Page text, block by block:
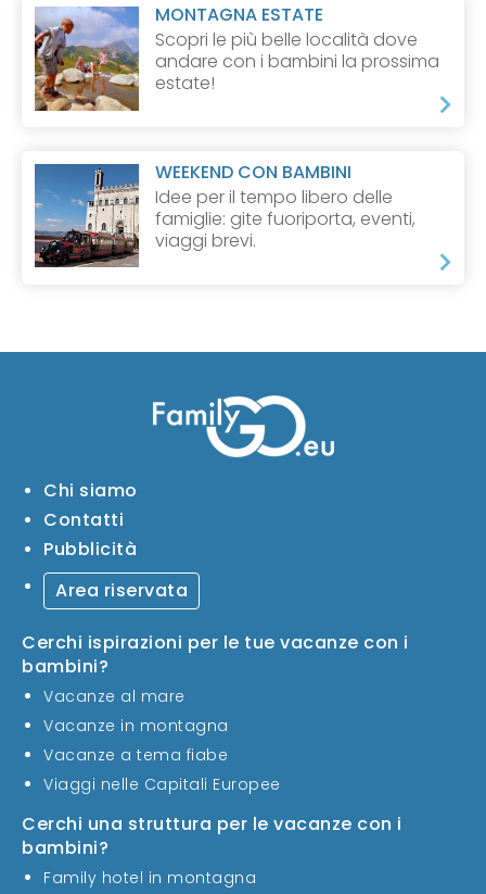
MONTAGNA ESTATE
Scopri le più belle località dove
andare con i bambini la prossima
estate!
WEEKEND CON BAMBINI
Idee per il tempo libero delle
famiglie: gite fuoriporta, eventi,
viaggi brevi.
Chi siamo
Contatti
Pubblicità
Area riservata
Cerchi ispirazioni per le tue vacanze con i
bambini?
Vacanze al mare
Vacanze in montagna
Vacanze a tema fiabe
Viaggi nelle Capitali Europee
Cerchi una struttura per le vacanze con i
bambini?
Family hotel in montagna